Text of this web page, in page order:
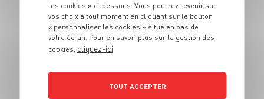
ENTRÉE
Poires au parmesan
les cookies » ci-dessous. Vous pourrez revenir sur
vos choix à tout moment en cliquant sur le bouton
« personnaliser les cookies » situé en bas de
votre écran. Pour en savoir plus sur la gestion des
cookies, cliquez-ici
TOUT ACCEPTER